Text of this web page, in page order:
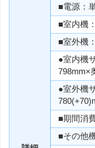
■電源：
■室内機
■室外機
●室内機
798mm×
●室外機
■期間消
■その他